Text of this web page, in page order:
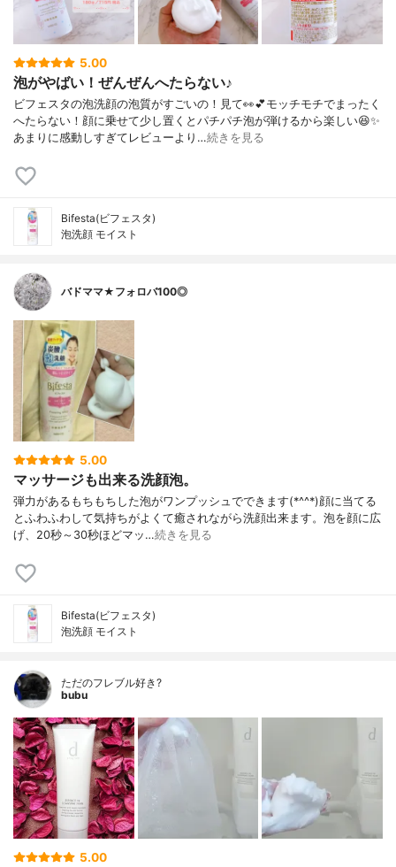
5.00
泡がやばい！ぜんぜんへたらない♪
ビフェスタの泡洗顔の泡質がすごいの！見て👀💕モッチモチでまったく
へたらない！顔に乗せて少し置くとパチパチ泡が弾けるから楽しい😆✨
あまりに感動しすぎてレビューより…続きを見る
Bifesta(ビフェスタ)
泡洗顔 モイスト
バドママ★フォロバ100◎
5.00
マッサージも出来る洗顔泡。
弾力があるもちもちした泡がワンプッシュでできます(*^^*)顔に当てる
とふわふわして気持ちがよくて癒されながら洗顔出来ます。泡を顔に広
げ、20秒～30秒ほどマッ…続きを見る
Bifesta(ビフェスタ)
泡洗顔 モイスト
ただのフレブル好き?
bubu
5.00